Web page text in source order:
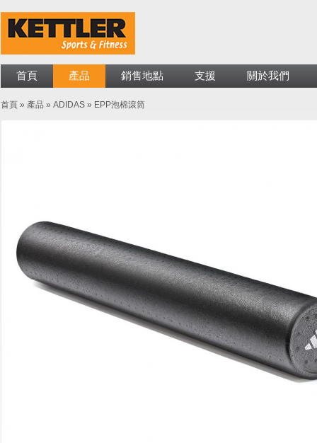
首頁 產品 銷售地點 支援 關於我們
首頁 » 產品 » ADIDAS » EPP泡棉滾筒